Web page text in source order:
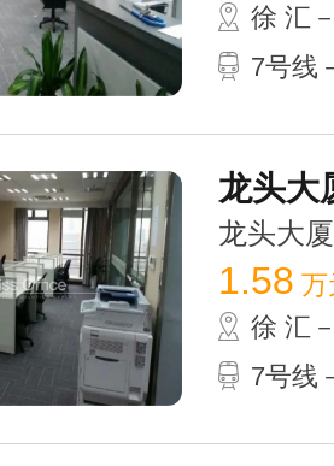
徐 汇
7号线
龙头大
龙头大
1.58 万
徐 汇
7号线